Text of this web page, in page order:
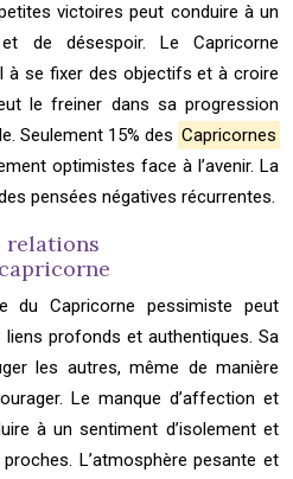
victoires peut conduire à un
de désespoir. Le Capricorne
à se fixer des objectifs et à croire
le freiner dans sa progression
Seulement 15% des Capricornes
optimistes face à l’avenir. La
pensées négatives récurrentes.
relations
du Capricorne pessimiste peut
profonds et authentiques. Sa
les autres, même de manière
Le manque d’affection et
à un sentiment d’isolement et
L’atmosphère pesante et